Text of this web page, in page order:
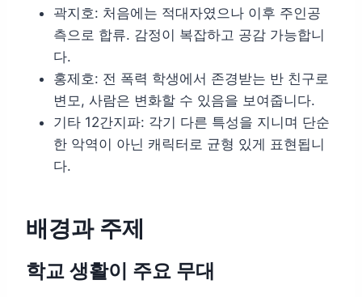
곽지호: 처음에는 적대자였으나 이후 주인공
측으로 합류. 감정이 복잡하고 공감 가능합니
다.
홍제호: 전 폭력 학생에서 존경받는 반 친구로
변모, 사람은 변화할 수 있음을 보여줍니다.
기타 12간지파: 각기 다른 특성을 지니며 단순
한 악역이 아닌 캐릭터로 균형 있게 표현됩니
다.
배경과 주제
학교 생활이 주요 무대